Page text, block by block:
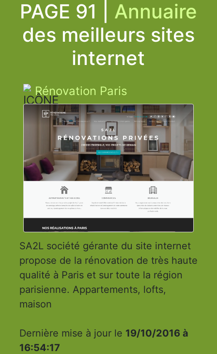
PAGE 91 | Annuaire
des meilleurs sites
internet
Rénovation Paris
SA2L société gérante du site internet
propose de la rénovation de très haute
qualité à Paris et sur toute la région
parisienne. Appartements, lofts,
maison
Dernière mise à jour le 19/10/2016 à
16:54:17